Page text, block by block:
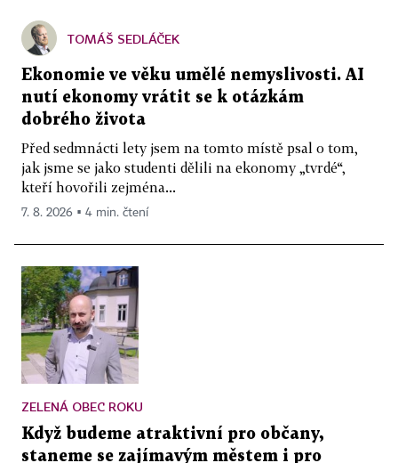
TOMÁŠ SEDLÁČEK
Ekonomie ve věku umělé nemyslivosti. AI
nutí ekonomy vrátit se k otázkám
dobrého života
Před sedmnácti lety jsem na tomto místě psal o tom,
jak jsme se jako studenti dělili na ekonomy „tvrdé“,
kteří hovořili zejména...
7. 8. 2026 ▪ 4 min. čtení
ZELENÁ OBEC ROKU
Když budeme atraktivní pro občany,
staneme se zajímavým městem i pro